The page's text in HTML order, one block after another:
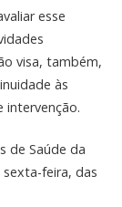
esse
visa, também,
às
intervenção.
de Saúde da
sexta-feira, das